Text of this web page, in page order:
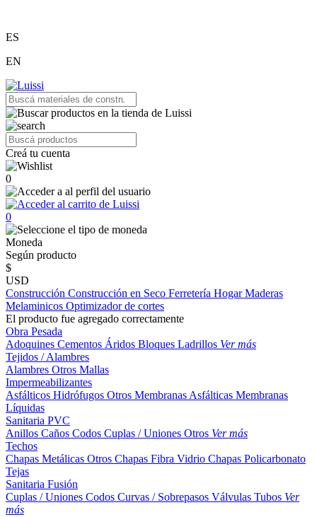
ES
EN
Creá tu cuenta
0
0
Moneda
Según producto
$
USD
Construcción Construcción en Seco Ferretería HogarMaderas
Melaminicos Optimizador de cortes
El producto fue agregado correctamente
Obra Pesada
Adoquines Cementos Áridos Bloques Ladrillos Ver más
Tejidos / Alambres
Alambres Otros Mallas
Impermeabilizantes
Asfálticos Hidrófugos Otros Membranas Asfálticas Membranas
Líquidas
Sanitaria PVC
Anillos Caños Codos Cuplas / Uniones Otros Ver más
Techos
Chapas Metálicas Otros Chapas Fibra Vidrio Chapas Policarbonato
Tejas
Sanitaria Fusión
Cuplas / Uniones Codos Curvas / Sobrepasos Válvulas Tubos Ver
más